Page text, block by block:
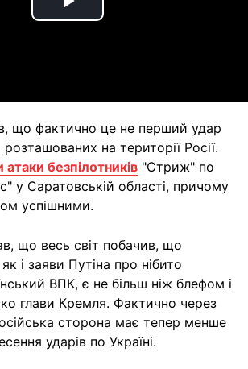
Play
що фактично це не перший удар
на території Росії.
атаки безпілотників "Стриж" по
у Саратовській області, причому
успішними.
що весь світ побачив, що
і заяви Путіна про нібито
ВПК, є не більш ніж блефом і
глави Кремля. Фактично через
сторона має тепер менше
ударів по Україні.